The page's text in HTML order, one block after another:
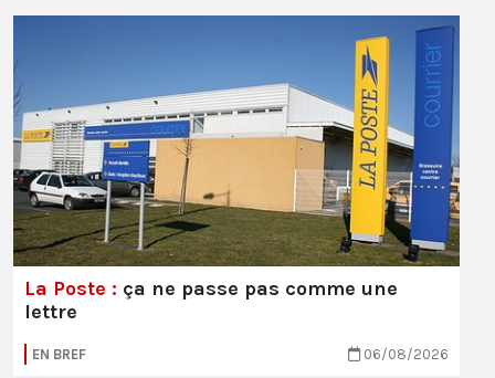
La Poste : ça ne passe pas comme une
lettre
EN BREF 06/08/2026